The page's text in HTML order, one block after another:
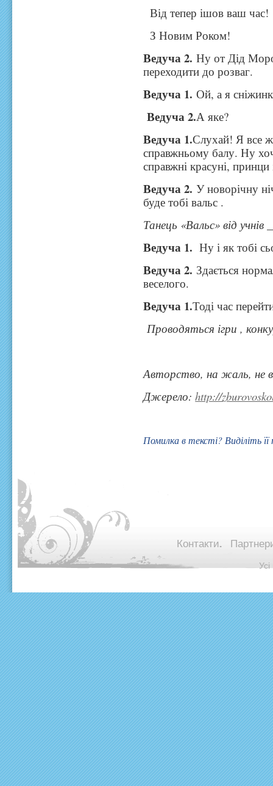
Від тепер ішов ваш час!
З Новим Роком!
Ведуча 2. Ну от Дід
переходити до розваг.
Ведуча 1. Ой, а я
Ведуча 2.А яке?
Ведуча 1.Слухай! Я все
справжньому балу. Ну
справжні красуні, принци
Ведуча 2. У новорічну
буде тобі вальс .
Танець «Вальс» від учнів
Ведуча 1. Ну і як тобі
Ведуча 2. Здається
веселого.
Ведуча 1.Тоді час
Проводяться ігри ,
Авторство, на жаль, не
Джерело:http://
Помилка в тексті? Виділіть
Контакти.
©